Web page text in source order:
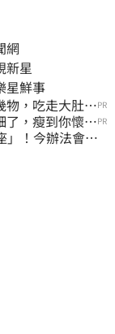
網
新星
星鮮事
物，吃走大肚
PR
了，瘦到你懷疑PR
！今辦法會安